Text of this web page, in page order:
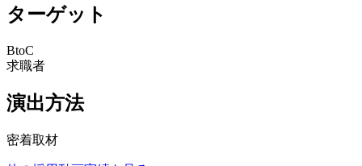
ターゲット
BtoC
求職者
演出方法
密着取材